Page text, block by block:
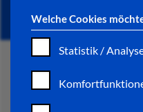
Welche Cookies
Statistik /
START